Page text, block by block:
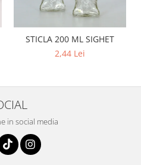
STICLA 200 ML SIGHET
2,44 Lei
in social media